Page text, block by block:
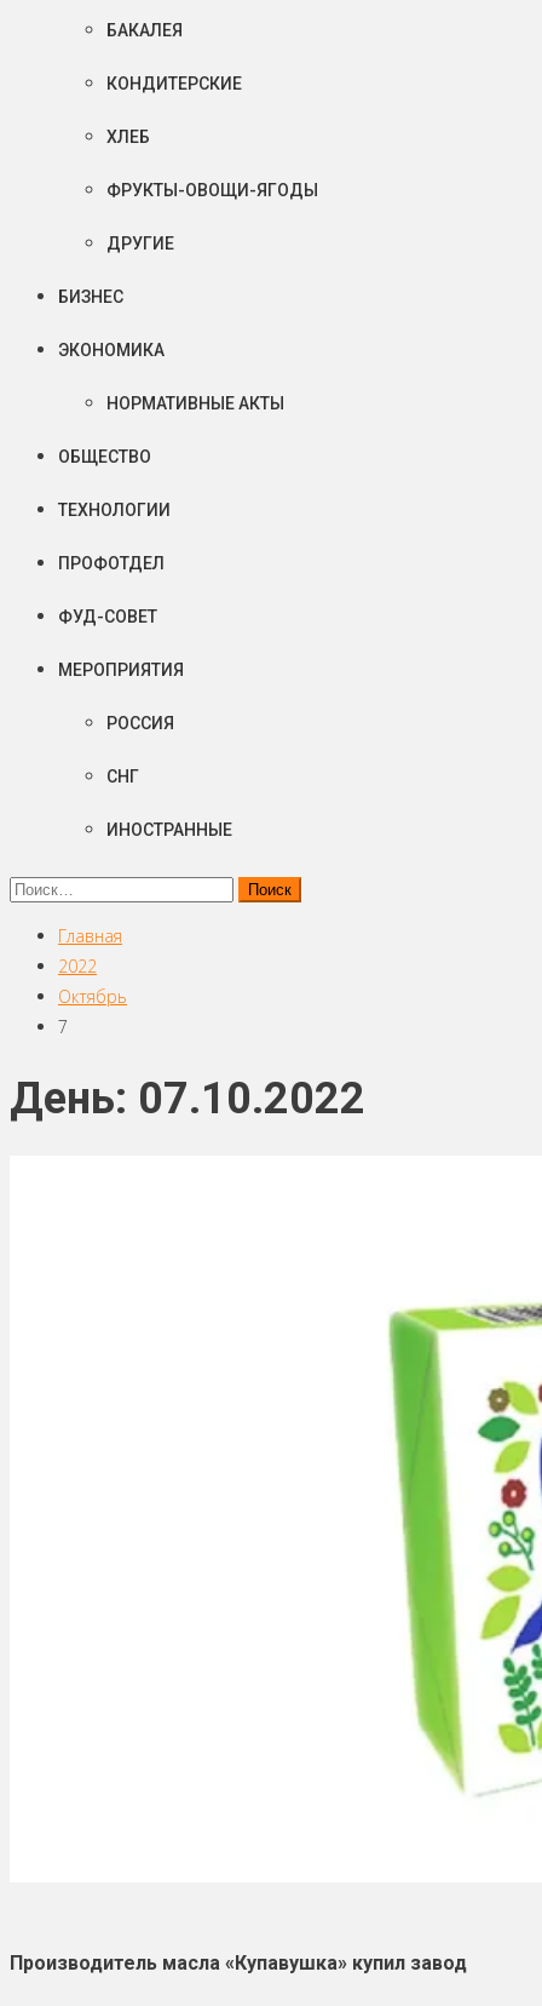
БАКАЛЕЯ
КОНДИТЕРСКИЕ
ХЛЕБ
ФРУКТЫ-ОВОЩИ-ЯГОДЫ
ДРУГИЕ
БИЗНЕС
ЭКОНОМИКА
НОРМАТИВНЫЕ АКТЫ
ОБЩЕСТВО
ТЕХНОЛОГИИ
ПРОФОТДЕЛ
ФУД-СОВЕТ
МЕРОПРИЯТИЯ
РОССИЯ
СНГ
ИНОСТРАННЫЕ
Найти:
Главная
2022
Октябрь
7
День: 07.10.2022
Производитель масла «Купавушка» купил завод